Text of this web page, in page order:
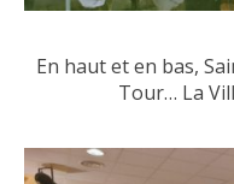
En haut et en bas,
Tour… La